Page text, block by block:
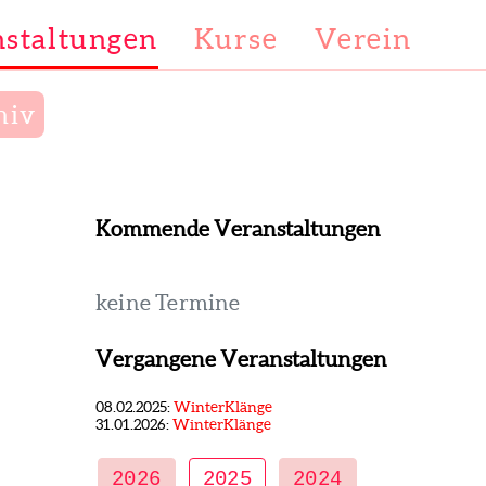
Kurse Verein
Kommende Veranstaltungen
keine Termine
Vergangene Veranstaltungen
08.02.2025:WinterKlänge
31.01.2026:WinterKlänge
2026 2025
2024